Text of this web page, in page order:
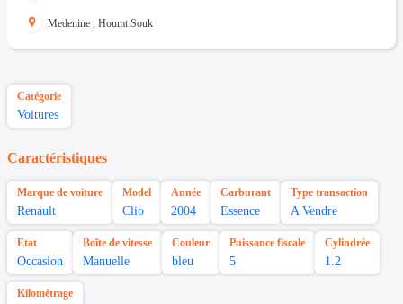
Medenine , Houmt Souk
Catégorie
Voitures
Caractéristiques
Marque de voiture
Renault
Model
Clio
Année
2004
Carburant
Essence
Type transaction
A Vendre
Etat
Occasion
Boîte de vitesse
Manuelle
Couleur
bleu
Puissance fiscale
5
Cylindrée
1.2
Kilométrage